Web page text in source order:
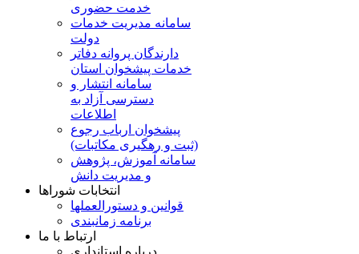
خدمت حضوری
سامانه مدیریت خدمات
دولت
دارندگان پروانه دفاتر
خدمات پیشخوان استان
سامانه انتشار و
دسترسی آزاد به
اطلاعات
پیشخوان ارباب رجوع
(ثبت و رهگیری مکاتبات)
سامانه آموزش، پژوهش
و مدیریت دانش
انتخابات شوراها
قوانین و دستورالعملها
برنامه زمانبندی
ارتباط با ما
درباره استانداری